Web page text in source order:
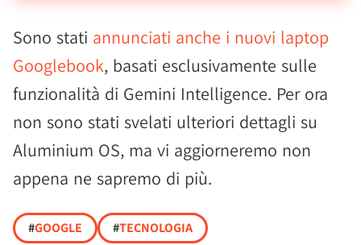
Sono stati annunciati anche i nuovi laptop
Googlebook, basati esclusivamente sulle
funzionalità di Gemini Intelligence. Per ora
non sono stati svelati ulteriori dettagli su
Aluminium OS, ma vi aggiorneremo non
appena ne sapremo di più.
#GOOGLE #TECNOLOGIA